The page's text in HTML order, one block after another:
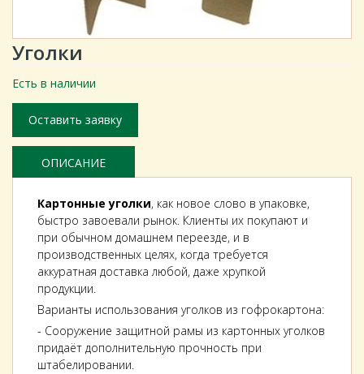
Уголки
Есть в наличии
Оставить заявку
ОПИСАНИЕ
Картонные уголки, как новое слово в упаковке,
быстро завоевали рынок. Клиенты их покупают и
при обычном домашнем переезде, и в
производственных целях, когда требуется
аккуратная доставка любой, даже хрупкой
продукции.
Варианты использования уголков из гофрокартона:
- Сооружение защитной рамы из картонных уголков
придаёт дополнительную прочность при
штабелировании.